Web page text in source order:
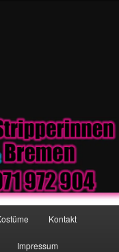
Kontakt
Impressum